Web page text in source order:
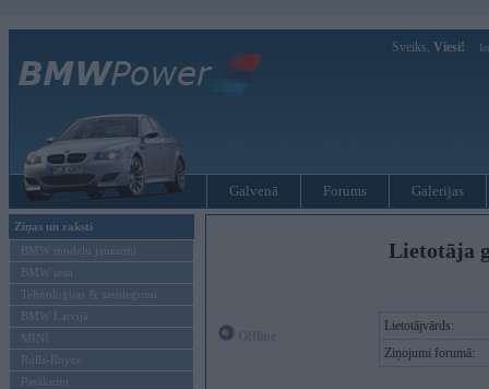
Sveiks, Viesi!
Galvenā Forums Galerijas
Ziņas un raksti
BMW modeļu jaunumi
BMW testi
Tehnoloģijas & sasniegumi
BMW Latvijā
MINI
Rolls-Royce
Pasākumi
Lietotāja
Lietotājvārds:
Ziņojumi forumā: